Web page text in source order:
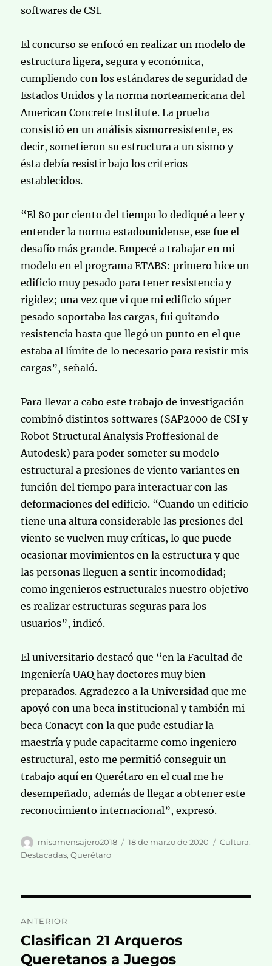
softwares de CSI.
El concurso se enfocó en realizar un modelo de
estructura ligera, segura y económica,
cumpliendo con los estándares de seguridad de
Estados Unidos y la norma norteamericana del
American Concrete Institute. La prueba
consistió en un análisis sismorresistente, es
decir, sometieron su estructura a un sismo y
ésta debía resistir bajo los criterios
establecidos.
“El 80 por ciento del tiempo lo dediqué a leer y
entender la norma estadounidense, ese fue el
desafío más grande. Empecé a trabajar en mi
modelo en el programa ETABS: primero hice un
edificio muy pesado para tener resistencia y
rigidez; una vez que vi que mi edificio súper
pesado soportaba las cargas, fui quitando
resistencia hasta que llegó un punto en el que
estaba al límite de lo necesario para resistir mis
cargas”, señaló.
Para llevar a cabo este trabajo de investigación
combinó distintos softwares (SAP2000 de CSI y
Robot Structural Analysis Proffesional de
Autodesk) para poder someter su modelo
estructural a presiones de viento variantes en
función del tiempo para interactuar con las
deformaciones del edificio. “Cuando un edificio
tiene una altura considerable las presiones del
viento se vuelven muy críticas, lo que puede
ocasionar movimientos en la estructura y que
las personas lleguen a sentir incomodidad;
como ingenieros estructurales nuestro objetivo
es realizar estructuras seguras para los
usuarios”, indicó.
El universitario destacó que “en la Facultad de
Ingeniería UAQ hay doctores muy bien
preparados. Agradezco a la Universidad que me
apoyó con una beca institucional y también mi
beca Conacyt con la que pude estudiar la
maestría y pude capacitarme como ingeniero
estructural, esto me permitió conseguir un
trabajo aquí en Querétaro en el cual me he
desempeñado, además de llegar a obtener este
reconocimiento internacional”, expresó.
Autor
misamensajero2018
Publicado
18 de marzo de 2020 Categorías
Cultura,
Destacadas,Querétaro
de
entradas
ANTERIOR
Entrada
anterior:
Clasifican 21 Arqueros
Queretanos a Juegos